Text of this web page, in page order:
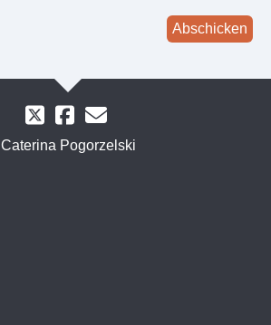
Abschicken
Caterina Pogorzelski